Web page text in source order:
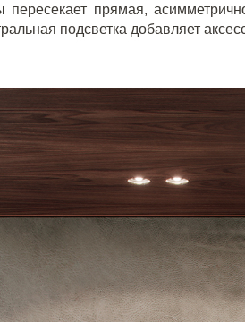
пересекает прямая,
подсветка добавляет